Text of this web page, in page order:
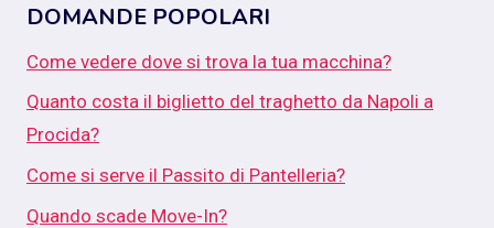
DOMANDE POPOLARI
Come vedere dove si trova la tua macchina?
Quanto costa il biglietto del traghetto da Napoli a
Procida?
Come si serve il Passito di Pantelleria?
Quando scade Move-In?